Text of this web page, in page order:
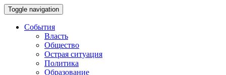
Toggle navigation
События
Власть
Общество
Острая ситуация
Политика
Образование